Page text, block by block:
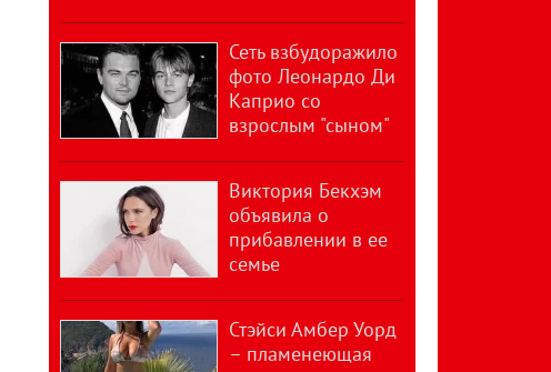
Сеть взбудоражило
фото Леонардо Ди
Каприо со
взрослым "сыном"
Виктория Бекхэм
объявила о
прибавлении в ее
семье
Стэйси Амбер Уорд
– пламенеющая